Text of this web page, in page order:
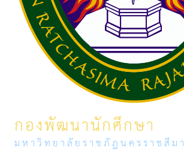
กองพัฒนานักศึกษา
มหาวิทยาลัยราชภัฏนครราชสีมา